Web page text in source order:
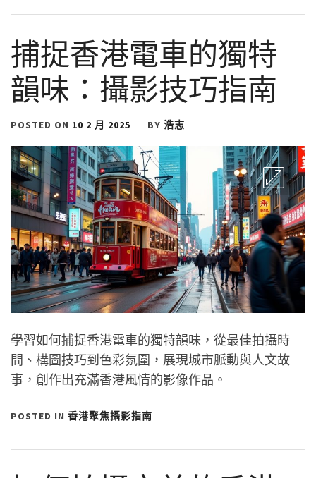
捕捉香港電車的獨特
韻味：攝影技巧指南
POSTED ON 10 2 月 2025 BY 浩志
學習如何捕捉香港電車的獨特韻味，從最佳拍攝時
間、構圖技巧到色彩氛圍，展現城市脈動與人文故
事，創作出充滿香港風情的影像作品。
POSTED IN 香港聚焦攝影指南